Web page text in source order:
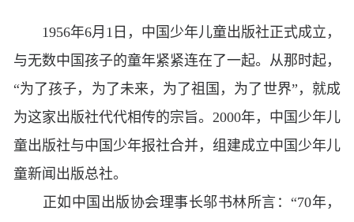
1956年6月1日，中国少年儿童出版社正式成立，
与无数中国孩子的童年紧紧连在了一起。从那时起，
“为了孩子，为了未来，为了祖国，为了世界”，就成
为这家出版社代代相传的宗旨。2000年，中国少年儿
童出版社与中国少年报社合并，组建成立中国少年儿
童新闻出版总社。
正如中国出版协会理事长邬书林所言：“70年，